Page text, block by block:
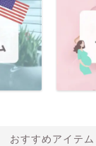
おすすめアイテム